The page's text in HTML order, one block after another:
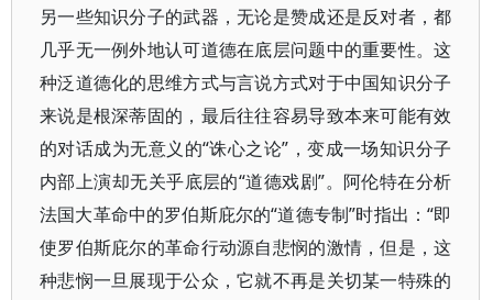
另一些知识分子的武器，无论是赞成还是反对者，都
几乎无一例外地认可道德在底层问题中的重要性。这
种泛道德化的思维方式与言说方式对于中国知识分子
来说是根深蒂固的，最后往往容易导致本来可能有效
的对话成为无意义的“诛心之论”，变成一场知识分子
内部上演却无关乎底层的“道德戏剧”。阿伦特在分析
法国大革命中的罗伯斯庇尔的“道德专制”时指出：“即
使罗伯斯庇尔的革命行动源自悲悯的激情，但是，这
种悲悯一旦展现于公众，它就不再是关切某一特殊的